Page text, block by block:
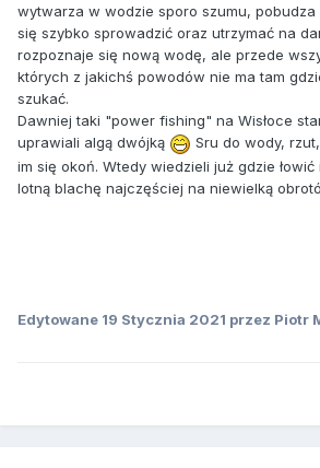
wytwarza w wodzie sporo szumu,
się szybko sprowadzić oraz utrzymać na
rozpoznaje się nową wodę, ale przede
których z jakichś powodów nie ma tam
szukać.
Dawniej taki "power fishing" na Wisłoce
uprawiali algą dwójką
Sru do wody,
im się okoń. Wtedy wiedzieli już gdzie łowić
lotną blachę najczęściej na niewielką
Edytowane 19 Stycznia 2021 przez Piotr